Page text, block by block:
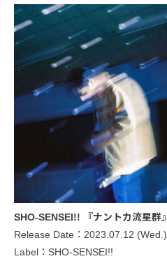
SHO-SENSEI!! 『ナントカ流星群』
Release Date：2023.07.12 (Wed.)
Label：SHO-SENSEI!!